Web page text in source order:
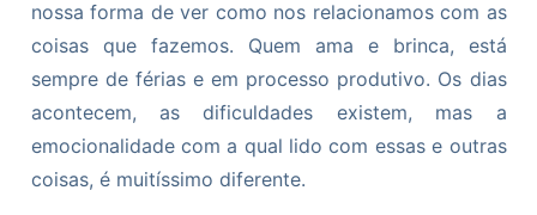
nossa forma de ver como nos relacionamos com as
coisas que fazemos. Quem ama e brinca, está
sempre de férias e em processo produtivo. Os dias
acontecem, as dificuldades existem, mas a
emocionalidade com a qual lido com essas e outras
coisas, é muitíssimo diferente.